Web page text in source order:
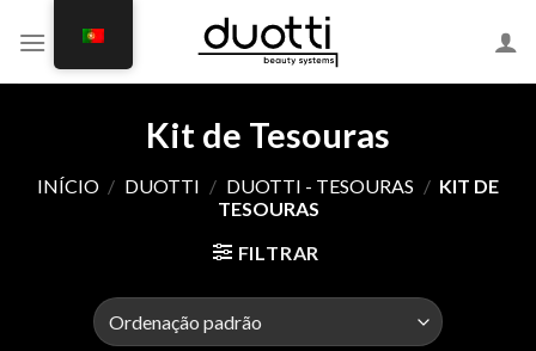
content
Kit de Tesouras
INÍCIO / DUOTTI / DUOTTI - TESOURAS / KIT DE
TESOURAS
FILTRAR